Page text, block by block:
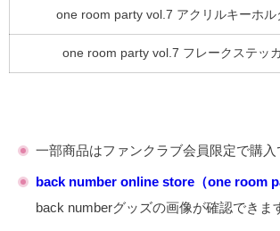
one room party vol.7 アクリルキーホル
one room party vol.7 フレークステッ
一部商品はファンクラブ会員限定で購入
back number online store（one room
back numberグッズの画像が確認できま